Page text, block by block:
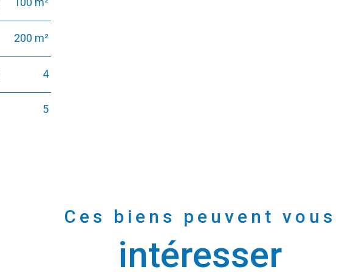
200 m²
4
5
Ces biens peuvent vous
intéresser